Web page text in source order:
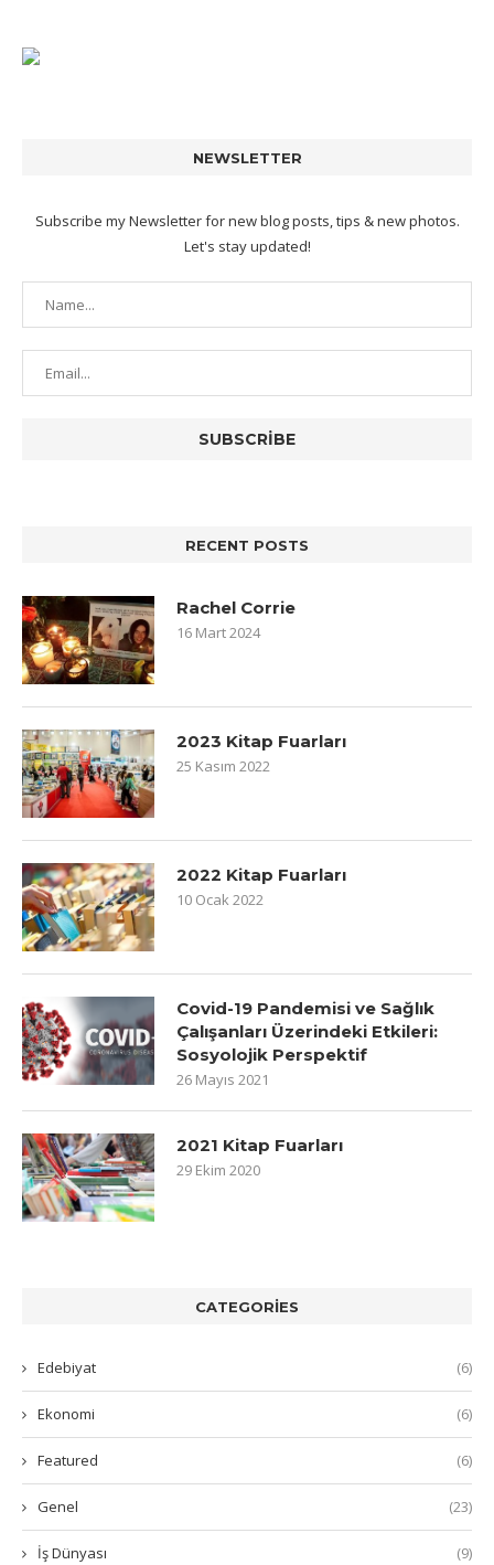
NEWSLETTER
Subscribe my Newsletter for new blog posts, tips & new photos.
Let's stay updated!
RECENT POSTS
Rachel Corrie
16 Mart 2024
2023 Kitap Fuarları
25 Kasım 2022
2022 Kitap Fuarları
10 Ocak 2022
Covid-19 Pandemisi ve Sağlık
Çalışanları Üzerindeki Etkileri:
Sosyolojik Perspektif
26 Mayıs 2021
2021 Kitap Fuarları
29 Ekim 2020
CATEGORIES
Edebiyat (6)
Ekonomi (6)
Featured (6)
Genel (23)
İş Dünyası (9)